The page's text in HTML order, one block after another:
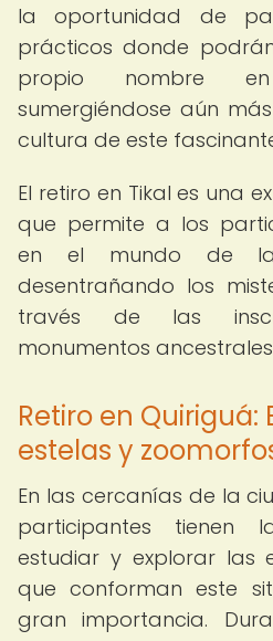
la oportunidad de
prácticos donde
propio nombre
sumergiéndose aún
cultura de este
El retiro en Tikal es una
que permite a los
en el mundo de la
desentrañando los
través de las
monumentos
Retiro en Quiriguá:
estelas y
En las cercanías de la
participantes tienen
estudiar y explorar las
que conforman este
gran importancia.